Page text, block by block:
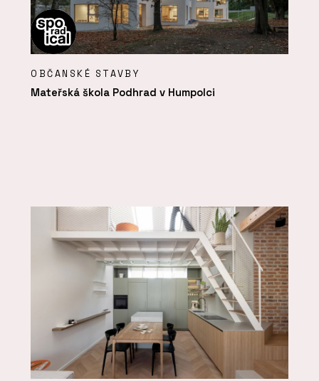
OBČANSKÉ STAVBY
Mateřská škola Podhrad v Humpolci